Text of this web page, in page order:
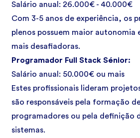
Salário anual: 26.000€ - 40.000€
Com 3-5 anos de experiência, os
plenos possuem maior autonomia
mais desafiadoras.
Programador Full Stack Sénior:
Salário anual: 50.000€ ou mais
Estes profissionais lideram
são responsáveis pela formação
programadores ou pela definição
sistemas.